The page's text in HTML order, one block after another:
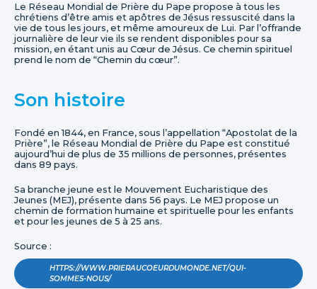
Le Réseau Mondial de Prière du Pape propose à tous les
chrétiens d’être amis et apôtres de Jésus ressuscité dans la
vie de tous les jours, et même amoureux de Lui. Par l’offrande
journalière de leur vie ils se rendent disponibles pour sa
mission, en étant unis au Cœur de Jésus. Ce chemin spirituel
prend le nom de “Chemin du cœur”.
Son histoire
Fondé en 1844, en France, sous l’appellation “Apostolat de la
Prière”, le Réseau Mondial de Prière du Pape est constitué
aujourd’hui de plus de 35 millions de personnes, présentes
dans 89 pays.
Sa branche jeune est le Mouvement Eucharistique des
Jeunes (MEJ), présente dans 56 pays. Le MEJ propose un
chemin de formation humaine et spirituelle pour les enfants
et pour les jeunes de 5 à 25 ans.
Source :
HTTPS://WWW.PRIERAUCOEURDUMONDE.NET/QUI-
SOMMES-NOUS/